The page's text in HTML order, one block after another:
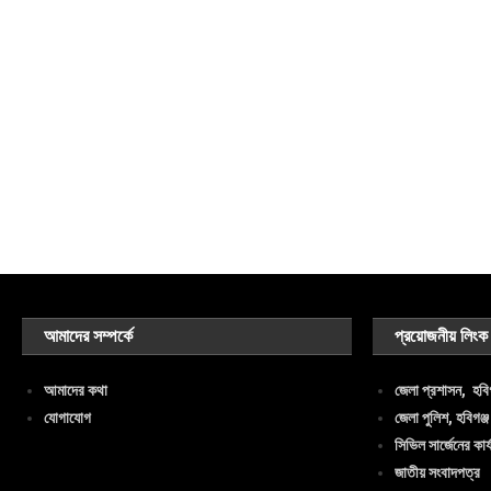
আমাদের সম্পর্কে
আমাদের কথা
যোগাযোগ
প্রয়োজনীয় লিংক
জেলা প্রশাসন,
জেলা পুলিশ, হবিগঞ্জ
সিভিল সার্জেনের
জাতীয় সংবাদপত্র